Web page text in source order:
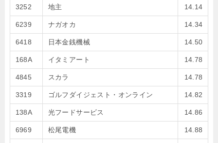
3252 地主 14.14
6239 ナガオカ 14.34
6418 日本金銭機械 14.50
168A イタミアート 14.78
4845 スカラ 14.78
3319 ゴルフダイジェスト・オンライン 14.82
138A 光フードサービス 14.86
6969 松尾電機 14.88